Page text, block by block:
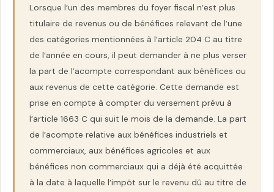
Lorsque l’un des membres du foyer fiscal n’est plus
titulaire de revenus ou de bénéfices relevant de l’une
des catégories mentionnées à l’article 204 C au titre
de l’année en cours, il peut demander à ne plus verser
la part de l’acompte correspondant aux bénéfices ou
aux revenus de cette catégorie. Cette demande est
prise en compte à compter du versement prévu à
l’article 1663 C qui suit le mois de la demande. La part
de l’acompte relative aux bénéfices industriels et
commerciaux, aux bénéfices agricoles et aux
bénéfices non commerciaux qui a déjà été acquittée
à la date à laquelle l’impôt sur le revenu dû au titre de